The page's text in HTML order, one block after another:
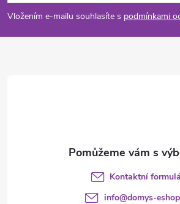
p
a
Vložením e-mailu souhlasíte s podmínkami
Kontaktní
info@domys-